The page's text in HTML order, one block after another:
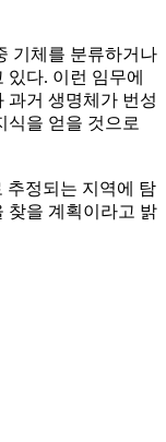
기체를 분류하거나
다. 이런 임무에
과거 생명체가 번성
식을 얻을 것으로
추정되는 지역에 탐
찾을 계획이라고 밝